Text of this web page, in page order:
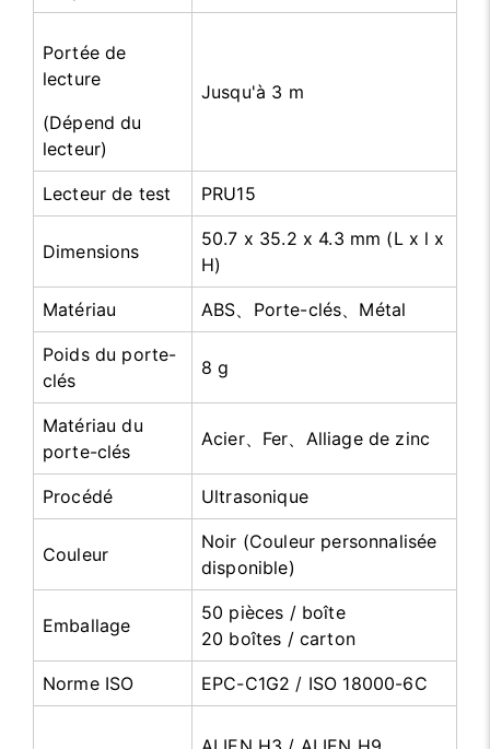
Portée de
lecture
(Dépend du
lecteur)
Jusqu'à 3 m
Lecteur de test PRU15
Dimensions
50.7 x 35.2 x 4.3 mm (L x l x
H)
Matériau ABS、Porte-clés、Métal
Poids du porte-
clés
8 g
Matériau du
porte-clés
Acier、Fer、Alliage de zinc
Procédé Ultrasonique
Couleur
Noir (Couleur personnalisée
disponible)
Emballage
50 pièces / boîte
20 boîtes / carton
Norme ISO EPC-C1G2 / ISO 18000-6C